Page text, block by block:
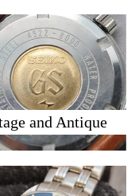
and Antique